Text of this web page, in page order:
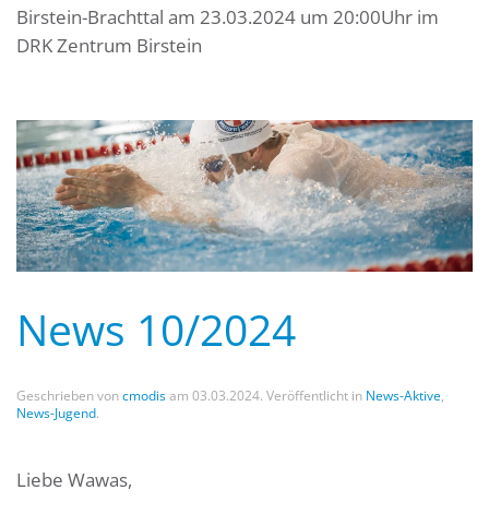
Birstein-Brachttal am 23.03.2024 um 20:00Uhr im
DRK Zentrum Birstein
News 10/2024
Geschrieben voncmodisam 03.03.2024. Veröffentlicht in News-Aktive,
News-Jugend.
Liebe Wawas,